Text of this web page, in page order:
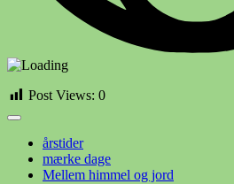
Post Views: 0
årstider
mærke dage
Mellem himmel og jord